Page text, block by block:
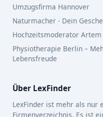
Umzugsfirma Hannover
Naturmacher - Dein
Hochzeitsmoderator Artem
Physiotherapie Berlin –
Lebensfreude
Über LexFinder
LexFinder ist mehr als nur
Firmenverzeichnis. Es ist